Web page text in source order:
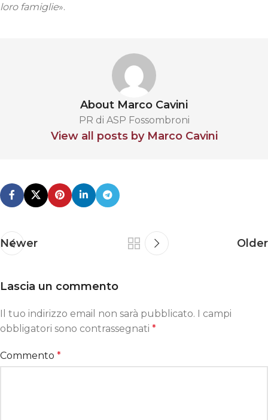
loro famiglie».
About Marco Cavini
PR di ASP Fossombroni
View all posts by Marco Cavini
Newer Older
Lascia un commento
Il tuo indirizzo email non sarà pubblicato. I campi
obbligatori sono contrassegnati *
Commento *